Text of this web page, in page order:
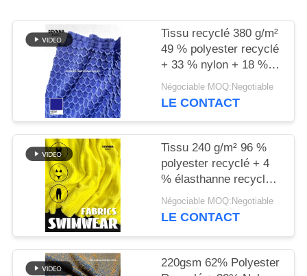
DU
SITE
PRIVACY
POLICY
Tissu recyclé 380 g/m²
49 % polyester recyclé
+ 33 % nylon + 18 %
élasthanne pour tricot
circulaire
Négociable MOQ:Negotiable
LE CONTACT
Tissu 240 g/m² 96 %
polyester recyclé + 4
% élasthanne recyclé
pour tricot circulaire
Négociable MOQ:Negotiable
LE CONTACT
220gsm 62% Polyester